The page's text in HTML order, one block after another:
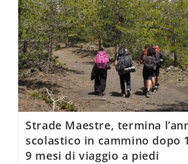
Strade Maestre, termina
scolastico in cammino dopo
9 mesi di viaggio a piedi